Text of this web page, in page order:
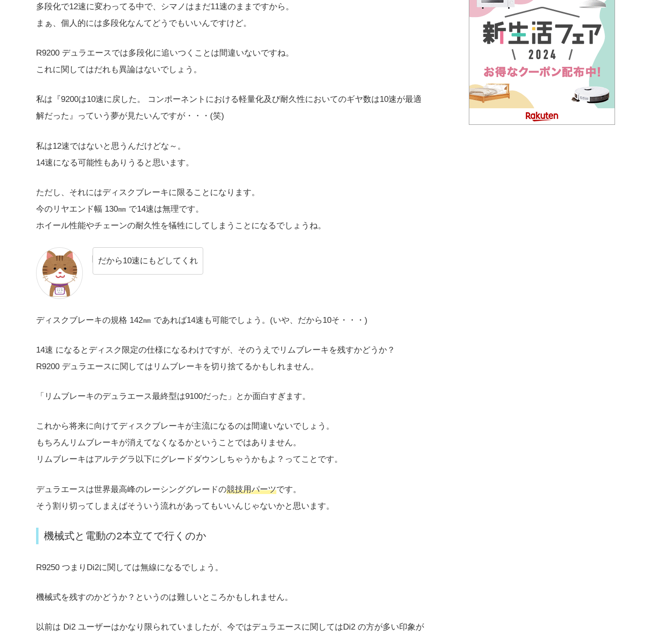
多段化で12速に変わってる中で、シマノはまだ11速のままですから。
まぁ、個人的には多段化なんてどうでもいいんですけど。
R9200 デュラエースでは多段化に追いつくことは間違いないですね。
これに関してはだれも異論はないでしょう。
私は『9200は10速に戻した。 コンポーネントにおける軽量化及び耐久性においてのギヤ数は10速が最適
解だった』っていう夢が見たいんですが・・・(笑)
私は12速ではないと思うんだけどな～。
14速になる可能性もありうると思います。
ただし、それにはディスクブレーキに限ることになります。
今のリヤエンド幅 130㎜ で14速は無理です。
ホイール性能やチェーンの耐久性を犠牲にしてしまうことになるでしょうね。
だから10速にもどしてくれ
ディスクブレーキの規格 142㎜ であれば14速も可能でしょう。(いや、だから10そ・・・)
14速 になるとディスク限定の仕様になるわけですが、そのうえでリムブレーキを残すかどうか？
R9200 デュラエースに関してはリムブレーキを切り捨てるかもしれません。
「リムブレーキのデュラエース最終型は9100だった」とか面白すぎます。
これから将来に向けてディスクブレーキが主流になるのは間違いないでしょう。
もちろんリムブレーキが消えてなくなるかということではありません。
リムブレーキはアルテグラ以下にグレードダウンしちゃうかもよ？ってことです。
デュラエースは世界最高峰のレーシンググレードの競技用パーツです。
そう割り切ってしまえばそういう流れがあってもいいんじゃないかと思います。
機械式と電動の2本立てで行くのか
R9250 つまりDi2に関しては無線になるでしょう。
機械式を残すのかどうか？というのは難しいところかもしれません。
以前は Di2 ユーザーはかなり限られていましたが、今ではデュラエースに関してはDi2 の方が多い印象が